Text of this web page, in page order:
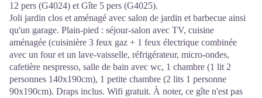
12 pers (G4024) et Gîte 5 pers (G4025).
Joli jardin clos et aménagé avec salon de jardin et barbecue ainsi
qu'un garage. Plain-pied : séjour-salon avec TV, cuisine
aménagée (cuisinière 3 feux gaz + 1 feux électrique combinée
avec un four et un lave-vaisselle, réfrigérateur, micro-ondes,
cafetière nespresso, salle de bain avec wc, 1 chambre (1 lit 2
personnes 140x190cm), 1 petite chambre (2 lits 1 personne
90x190cm). Draps inclus. Wifi gratuit. À noter, ce gîte n'est pas